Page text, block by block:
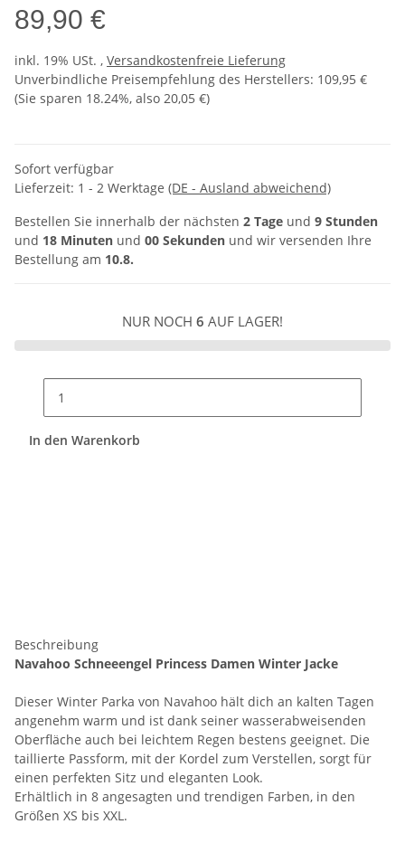
89,90 €
inkl. 19% USt. , Versandkostenfreie Lieferung
Unverbindliche Preisempfehlung des Herstellers: 109,95 €
(Sie sparen 18.24%, also 20,05 €)
Sofort verfügbar
Lieferzeit: 1 - 2 Werktage (DE - Ausland abweichend)
Bestellen Sie innerhalb der nächsten 2 Tage und 9 Stunden
und 18 Minuten und 00 Sekunden und wir versenden Ihre
Bestellung am 10.8.
NUR NOCH 6 AUF LAGER!
In den Warenkorb
Beschreibung
Navahoo Schneeengel Princess Damen Winter Jacke
Dieser Winter Parka von Navahoo hält dich an kalten Tagen
angenehm warm und ist dank seiner wasserabweisenden
Oberfläche auch bei leichtem Regen bestens geeignet. Die
taillierte Passform, mit der Kordel zum Verstellen, sorgt für
einen perfekten Sitz und eleganten Look.
Erhältlich in 8 angesagten und trendigen Farben, in den
Größen XS bis XXL.